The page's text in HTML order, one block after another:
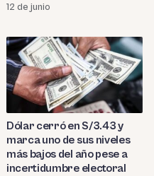
12 de junio
Dólar cerró en S/3.43 y
marca uno de sus niveles
más bajos del año pese a
incertidumbre electoral